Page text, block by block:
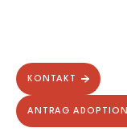
KONTAKT
ANTRAG ADOPTION